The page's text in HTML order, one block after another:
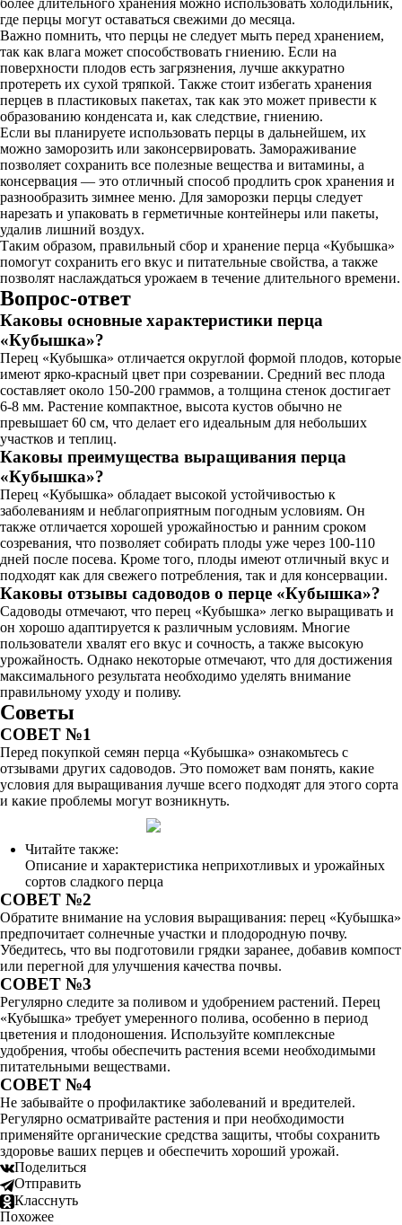
более длительного хранения можно использовать холодильник,
где перцы могут оставаться свежими до месяца.
Важно помнить, что перцы не следует мыть перед хранением,
так как влага может способствовать гниению. Если на
поверхности плодов есть загрязнения, лучше аккуратно
протереть их сухой тряпкой. Также стоит избегать хранения
перцев в пластиковых пакетах, так как это может привести к
образованию конденсата и, как следствие, гниению.
Если вы планируете использовать перцы в дальнейшем, их
можно заморозить или законсервировать. Замораживание
позволяет сохранить все полезные вещества и витамины, а
консервация — это отличный способ продлить срок хранения и
разнообразить зимнее меню. Для заморозки перцы следует
нарезать и упаковать в герметичные контейнеры или пакеты,
удалив лишний воздух.
Таким образом, правильный сбор и хранение перца «Кубышка»
помогут сохранить его вкус и питательные свойства, а также
позволят наслаждаться урожаем в течение длительного времени.
Вопрос-ответ
Каковы основные характеристики перца
«Кубышка»?
Перец «Кубышка» отличается округлой формой плодов, которые
имеют ярко-красный цвет при созревании. Средний вес плода
составляет около 150-200 граммов, а толщина стенок достигает
6-8 мм. Растение компактное, высота кустов обычно не
превышает 60 см, что делает его идеальным для небольших
участков и теплиц.
Каковы преимущества выращивания перца
«Кубышка»?
Перец «Кубышка» обладает высокой устойчивостью к
заболеваниям и неблагоприятным погодным условиям. Он
также отличается хорошей урожайностью и ранним сроком
созревания, что позволяет собирать плоды уже через 100-110
дней после посева. Кроме того, плоды имеют отличный вкус и
подходят как для свежего потребления, так и для консервации.
Каковы отзывы садоводов о перце «Кубышка»?
Садоводы отмечают, что перец «Кубышка» легко выращивать и
он хорошо адаптируется к различным условиям. Многие
пользователи хвалят его вкус и сочность, а также высокую
урожайность. Однако некоторые отмечают, что для достижения
максимального результата необходимо уделять внимание
правильному уходу и поливу.
Советы
СОВЕТ №1
Перед покупкой семян перца «Кубышка» ознакомьтесь с
отзывами других садоводов. Это поможет вам понять, какие
условия для выращивания лучше всего подходят для этого сорта
и какие проблемы могут возникнуть.
Читайте также:
Описание и характеристика неприхотливых и урожайных
сортов сладкого перца
СОВЕТ №2
Обратите внимание на условия выращивания: перец «Кубышка»
предпочитает солнечные участки и плодородную почву.
Убедитесь, что вы подготовили грядки заранее, добавив компост
или перегной для улучшения качества почвы.
СОВЕТ №3
Регулярно следите за поливом и удобрением растений. Перец
«Кубышка» требует умеренного полива, особенно в период
цветения и плодоношения. Используйте комплексные
удобрения, чтобы обеспечить растения всеми необходимыми
питательными веществами.
СОВЕТ №4
Не забывайте о профилактике заболеваний и вредителей.
Регулярно осматривайте растения и при необходимости
применяйте органические средства защиты, чтобы сохранить
здоровье ваших перцев и обеспечить хороший урожай.
Поделиться
Отправить
Класснуть
Похожее